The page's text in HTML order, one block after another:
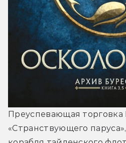
Преуспевающая
«Странствующего